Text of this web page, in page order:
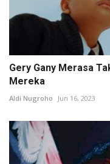
Gery Gany Merasa
Mereka
Aldi Nugroho Jun 16, 2023